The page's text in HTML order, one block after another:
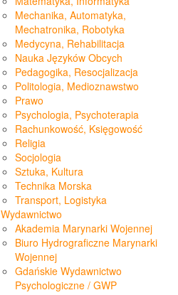
Mechanika, Automatyka,
Mechatronika, Robotyka
Medycyna, Rehabilitacja
Nauka Języków Obcych
Pedagogika, Resocjalizacja
Politologia, Medioznawstwo
Prawo
Psychologia, Psychoterapia
Rachunkowość, Księgowość
Religia
Socjologia
Sztuka, Kultura
Technika Morska
Transport, Logistyka
Wydawnictwo
Akademia Marynarki Wojennej
Biuro Hydrograficzne Marynarki
Wojennej
Gdańskie Wydawnictwo
Psychologiczne / GWP